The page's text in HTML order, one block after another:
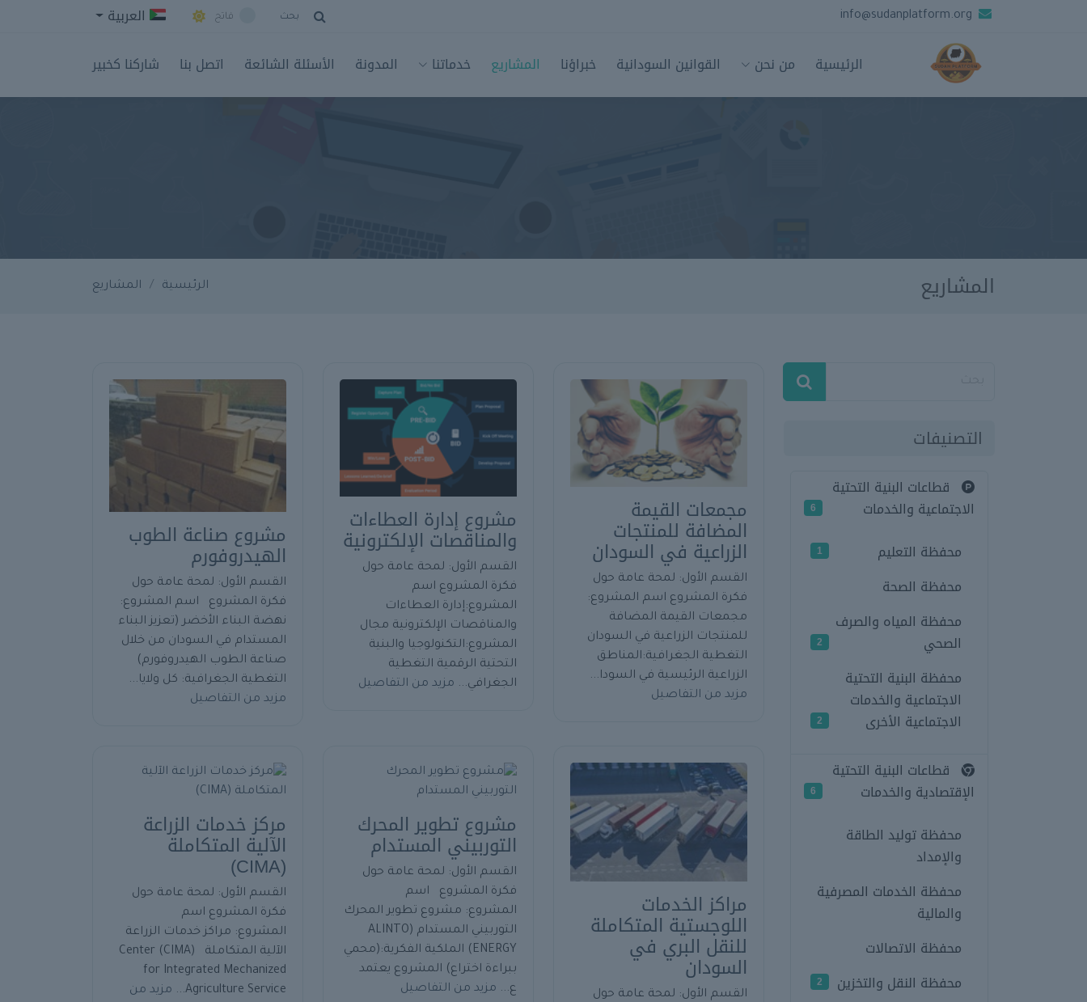
info@sudanplatform.org بحث فاتح
الرئيسية
من نحن القوانين السودانية خبراؤنا المشاريع خدماتنا المدونة الأسئلة الشائعة اتصل بنا شاركنا كخبير
المشاريع الرئيسية المشاريع
التصنيفات
قطاعات البنية التحتية
الاجتماعية والخدمات
6
محفظة التعليم 1
محفظة الصحة
محفظة المياه والصرف
الصحي
2
محفظة البنية التحتية
الاجتماعية والخدمات
الاجتماعية الأخرى
2
قطاعات البنية التحتية
الإقتصادية والخدمات
6
محفظة توليد الطاقة
والإمداد
محفظة الخدمات المصرفية
والمالية
محفظة الاتصالات
محفظة النقل والتخزين
2
مجمعات القيمة
المضافة للمنتجات
الزراعية في السودان
القسم الأول: لمحة عامة حول
فكرة المشروع اسم المشروع:
مجمعات القيمة المضافة
للمنتجات الزراعية في السودان
التغطية الجغرافية:المناطق
الزراعية الرئيسية في السودا...
مزيد من التفاصيل
مشروع إدارة العطاءات
والمناقصات الإلكترونية
القسم الأول: لمحة عامة حول
فكرة المشروع اسم
المشروع:إدارة العطاءات
والمناقصات الإلكترونية مجال
المشروع:التكنولوجيا والبنية
التحتية الرقمية التغطية
الجغرافي... مزيد من التفاصيل
مشروع صناعة الطوب
الهيدروفورم
القسم الأول: لمحة عامة حول
فكرة المشروع اسم المشروع:
نهضة البناء الأخضر (تعزيز البناء
المستدام في السودان من خلال
صناعة الطوب الهيدروفورم)
التغطية الجغرافية: كل ولايا...
مزيد من التفاصيل
مراكز الخدمات
اللوجستية المتكاملة
للنقل البري في
السودان
القسم الأول: لمحة عامة حول
مشروع تطوير المحرك
التوربيني المستدام
القسم الأول: لمحة عامة حول
فكرة المشروع اسم
المشروع: مشروع تطوير المحرك
التوربيني المستدام (ALINTO
ENERGY) الملكية الفكرية:(محمي
ببراءة اختراع) المشروع يعتمد
ع... مزيد من التفاصيل
مركز خدمات الزراعة
الآلية المتكاملة
(CIMA)
القسم الأول: لمحة عامة حول
فكرة المشروع اسم
المشروع: مراكز خدمات الزراعة
الآلية المتكاملة (CIMA) Center
for Integrated Mechanized
Agriculture Service...
مزيد من